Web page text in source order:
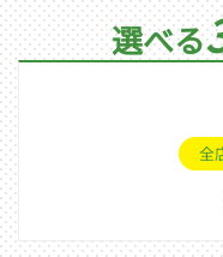
選べる
全